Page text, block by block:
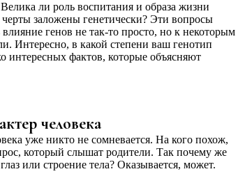
ли роль воспитания и образа жизни
заложены генетически? Эти вопросы
генов не так-то просто, но к некоторым
Интересно, в какой степени ваш генотип
интересных фактов, которые объясняют
человека
уже никто не сомневается. На кого похож,
который слышат родители. Так почему же
или строение тела? Оказывается, может.